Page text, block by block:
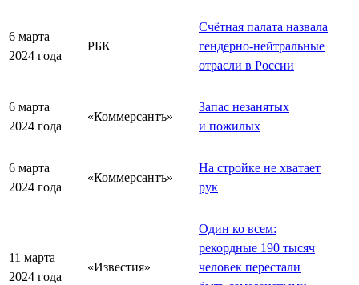
6 марта
2024 года
РБК
Счётная палата назвала
гендерно-нейтральные
отрасли в России
6 марта
2024 года
«Коммерсантъ»
Запас незанятых
и пожилых
6 марта
2024 года
«Коммерсантъ»
На стройке не хватает
рук
11 марта
2024 года
«Известия»
Один ко всем:
рекордные 190 тысяч
человек перестали